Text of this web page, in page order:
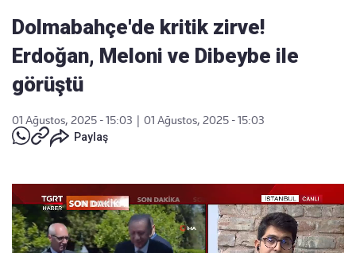
Dolmabahçe'de kritik zirve!
Erdoğan, Meloni ve Dibeybe ile
görüştü
01 Ağustos, 2025 - 15:03
01 Ağustos, 2025 - 15:03
Paylaş